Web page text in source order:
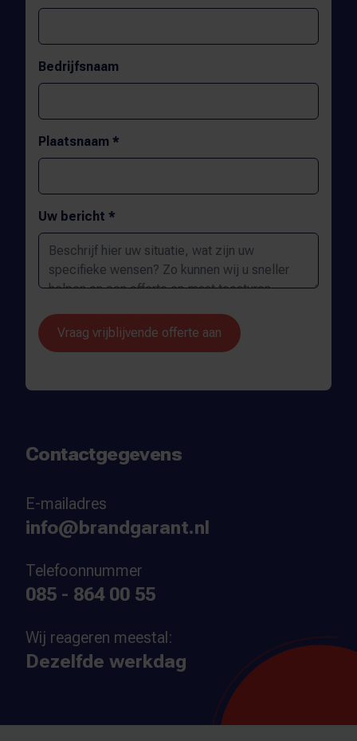
Bedrijfsnaam
Plaatsnaam *
Uw bericht *
Vraag vrijblijvende offerte aan
Contactgegevens
E-mailadres
info@brandgarant.nl
Telefoonnummer
085 - 864 00 55
Wij reageren meestal:
Dezelfde werkdag